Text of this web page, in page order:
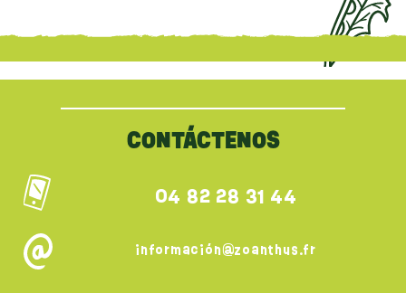
CONTÁCTENOS
04 82 28 31 44
información@zoanthus.fr